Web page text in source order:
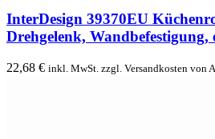
InterDesign 39370EU
Drehgelenk, Wandbefestigung,
22,68 € inkl. MwSt. zzgl. Versandkosten von